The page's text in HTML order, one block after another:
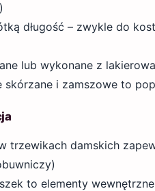
długość – zwykle do
lub wykonane z
skórzane i zamszowe to
trzewikach damskich
to elementy